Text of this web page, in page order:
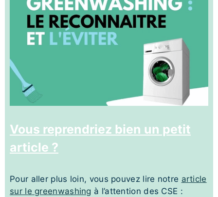
Vous reprendriez bien un petit
article ?
Pour aller plus loin, vous pouvez lire notre article
sur le greenwashing à l’attention des CSE :